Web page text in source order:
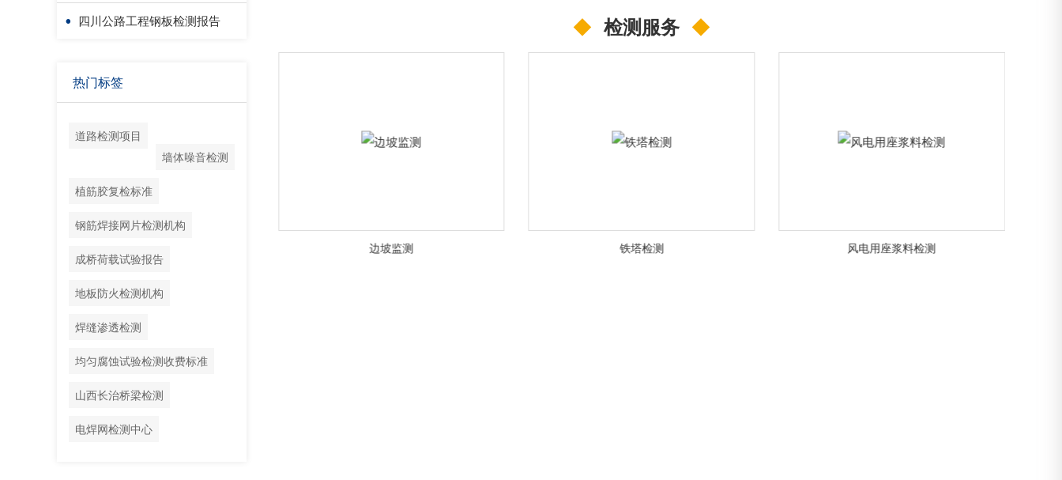
• 四川公路工程钢板检测报告
热门标签
道路检测项目
墙体噪音检测
植筋胶复检标准
钢筋焊接网片检测机构
成桥荷载试验报告
地板防火检测机构
焊缝渗透检测
均匀腐蚀试验检测收费标准
山西长治桥梁检测
电焊网检测中心
◆ 检测服务 ◆
铁塔检测 风电用座浆料检测 风电叶片相控阵超声检测